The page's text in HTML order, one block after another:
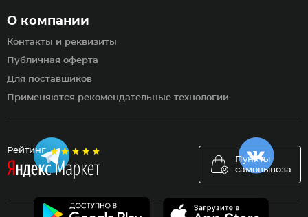
Рейтинг
Пункты
самовывоза
О компании
Контакты и реквизиты
Публичная оферта
Для поставщиков
Применяются рекомендательные технологии